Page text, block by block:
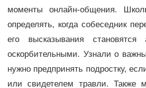
моменты онлайн-общения.
определять, когда собеседник
его высказывания становятся
оскорбительными. Узнали о
нужно предпринять подростку,
или свидетелем травли. Также